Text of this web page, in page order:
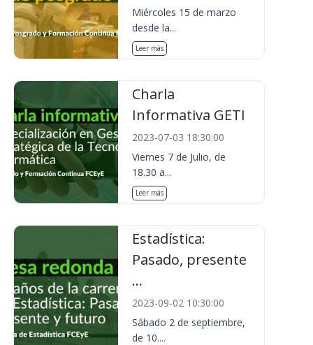
Miércoles 15 de marzo
desde la...
Leer más
Charla
Informativa GETI
2023-07-03 18:30:00
Viernes 7 de Julio, de
18.30 a...
Leer más
Estadística:
Pasado, presente
...
2023-09-02 10:30:00
Sábado 2 de septiembre,
de 10....